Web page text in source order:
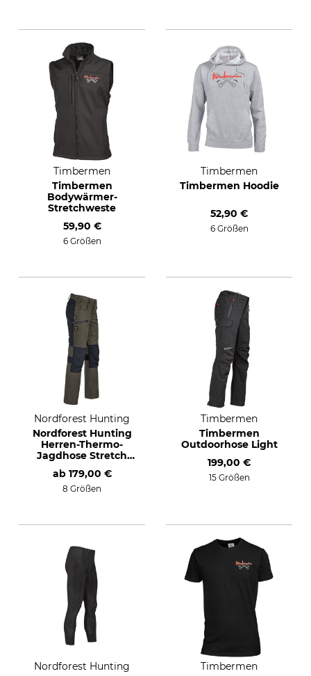
Timbermen
Timbermen
Bodywärmer-
Stretchweste
59,90 €
6 Größen
Timbermen
Timbermen Hoodie
52,90 €
6 Größen
Nordforest Hunting
Nordforest Hunting
Herren-Thermo-
Jagdhose Stretch
ab 179,00 €
8 Größen
Timbermen
Timbermen
Outdoorhose Light
199,00 €
15 Größen
Nordforest Hunting
Timbermen